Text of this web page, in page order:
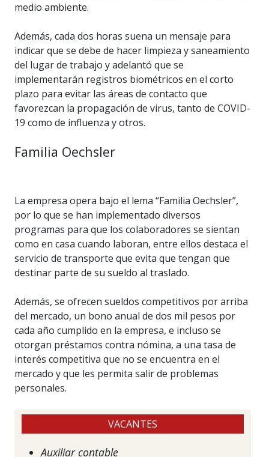
medio ambiente.
Además, cada dos horas suena un mensaje para
indicar que se debe de hacer limpieza y saneamiento
del lugar de trabajo y adelantó que se
implementarán registros biométricos en el corto
plazo para evitar las áreas de contacto que
favorezcan la propagación de virus, tanto de COVID-
19 como de influenza y otros.
Familia Oechsler
La empresa opera bajo el lema “Familia Oechsler”,
por lo que se han implementado diversos
programas para que los colaboradores se sientan
como en casa cuando laboran, entre ellos destaca el
servicio de transporte que evita que tengan que
destinar parte de su sueldo al traslado.
Además, se ofrecen sueldos competitivos por arriba
del mercado, un bono anual de dos mil pesos por
cada año cumplido en la empresa, e incluso se
otorgan préstamos contra nómina, a una tasa de
interés competitiva que no se encuentra en el
mercado y que les permita salir de problemas
personales.
VACANTES
Auxiliar contable